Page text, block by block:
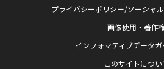
プライバシーポリシー/ソーシャ
画像使用・著作
インフォマティブデータ
このサイトについ